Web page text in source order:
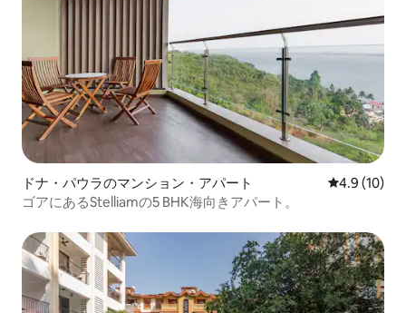
ドナ・パウラのマンション・アパート レビュー10
4.9 (10)
ゴアにあるStelliamの5 BHK海向きアパート。